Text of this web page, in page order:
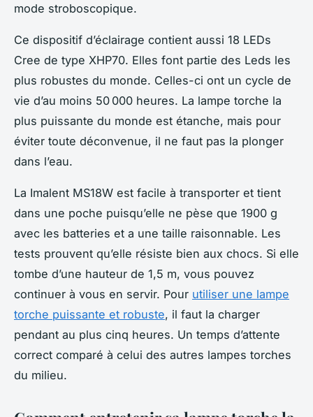
mode stroboscopique.
Ce dispositif d’éclairage contient aussi 18 LEDs
Cree de type XHP70. Elles font partie des Leds les
plus robustes du monde. Celles-ci ont un cycle de
vie d’au moins 50 000 heures. La lampe torche la
plus puissante du monde est étanche, mais pour
éviter toute déconvenue, il ne faut pas la plonger
dans l’eau.
La Imalent MS18W est facile à transporter et tient
dans une poche puisqu’elle ne pèse que 1900 g
avec les batteries et a une taille raisonnable. Les
tests prouvent qu’elle résiste bien aux chocs. Si elle
tombe d’une hauteur de 1,5 m, vous pouvez
continuer à vous en servir. Pour utiliser une lampe
torche puissante et robuste, il faut la charger
pendant au plus cinq heures. Un temps d’attente
correct comparé à celui des autres lampes torches
du milieu.